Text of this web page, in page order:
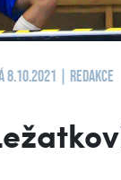
8.10.2021 | Redakce